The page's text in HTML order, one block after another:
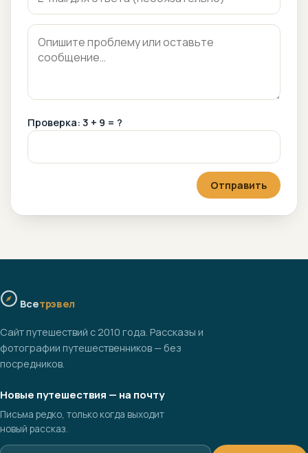
Проверка: 3 + 9 = ?
Отправить
Всетрэвел
Сайт путешествий с 2010 года. Рассказы и
фотографии путешественников — без
посредников.
Новые путешествия — на почту
Письма редко, только когда выходит
новый рассказ.